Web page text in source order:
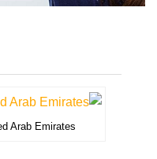
Arab Emirates